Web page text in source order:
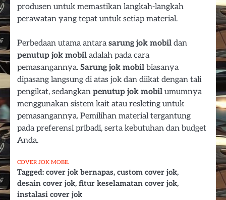
produsen untuk memastikan langkah-langkah
perawatan yang tepat untuk setiap material.
Perbedaan utama antarasarung jok mobil dan
penutup jok mobil adalah pada cara
pemasangannya. Sarung jok mobil biasanya
dipasang langsung di atas jok dan diikat dengan tali
pengikat, sedangkan penutup jok mobil umumnya
menggunakan sistem kait atau resleting untuk
pemasangannya. Pemilihan material tergantung
pada preferensi pribadi, serta kebutuhan dan budget
Anda.
COVER JOK MOBIL
Tagged: cover jok bernapas, custom cover jok,
desain cover jok, fitur keselamatan cover jok,
instalasi cover jok